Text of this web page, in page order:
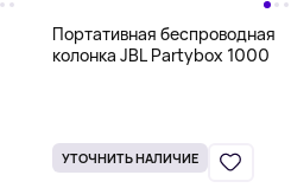
Портативная беспроводная
колонка JBL Partybox 1000
УТОЧНИТЬ НАЛИЧИЕ